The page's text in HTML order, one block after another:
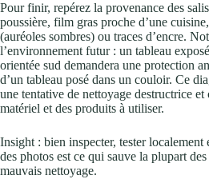
Pour finir, repérez la provenance des
poussière, film gras proche d’une
(auréoles sombres) ou traces d’encre.
l’environnement futur : un tableau
orientée sud demandera une protection
d’un tableau posé dans un couloir. Ce
une tentative de nettoyage destructrice
matériel et des produits à utiliser.
Insight : bien inspecter, tester localement
des photos est ce qui sauve la plupart
mauvais nettoyage.